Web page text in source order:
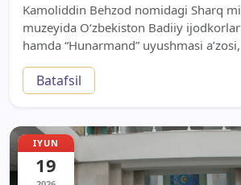
Kamoliddin Behzod nomidagi Sharq
muzeyida O‘zbekiston Badiiy
hamda “Hunarmand” uyushmasi
Batafsil
IYUN
19